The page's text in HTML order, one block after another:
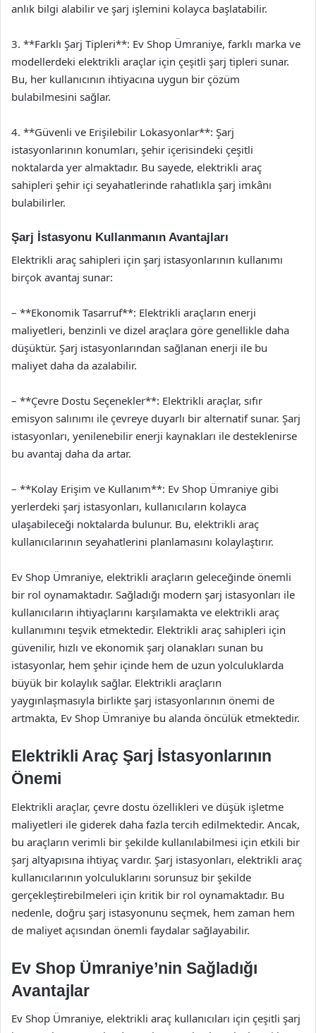
anlık bilgi alabilir ve şarj işlemini kolayca başlatabilir.
3. **Farklı Şarj Tipleri**: Ev Shop Ümraniye, farklı marka ve
modellerdeki elektrikli araçlar için çeşitli şarj tipleri sunar.
Bu, her kullanıcının ihtiyacına uygun bir çözüm
bulabilmesini sağlar.
4. **Güvenli ve Erişilebilir Lokasyonlar**: Şarj
istasyonlarının konumları, şehir içerisindeki çeşitli
noktalarda yer almaktadır. Bu sayede, elektrikli araç
sahipleri şehir içi seyahatlerinde rahatlıkla şarj imkânı
bulabilirler.
Şarj İstasyonu Kullanmanın Avantajları
Elektrikli araç sahipleri için şarj istasyonlarının kullanımı
birçok avantaj sunar:
– **Ekonomik Tasarruf**: Elektrikli araçların enerji
maliyetleri, benzinli ve dizel araçlara göre genellikle daha
düşüktür. Şarj istasyonlarından sağlanan enerji ile bu
maliyet daha da azalabilir.
– **Çevre Dostu Seçenekler**: Elektrikli araçlar, sıfır
emisyon salınımı ile çevreye duyarlı bir alternatif sunar. Şarj
istasyonları, yenilenebilir enerji kaynakları ile desteklenirse
bu avantaj daha da artar.
– **Kolay Erişim ve Kullanım**: Ev Shop Ümraniye gibi
yerlerdeki şarj istasyonları, kullanıcıların kolayca
ulaşabileceği noktalarda bulunur. Bu, elektrikli araç
kullanıcılarının seyahatlerini planlamasını kolaylaştırır.
Ev Shop Ümraniye, elektrikli araçların geleceğinde önemli
bir rol oynamaktadır. Sağladığı modern şarj istasyonları ile
kullanıcıların ihtiyaçlarını karşılamakta ve elektrikli araç
kullanımını teşvik etmektedir. Elektrikli araç sahipleri için
güvenilir, hızlı ve ekonomik şarj olanakları sunan bu
istasyonlar, hem şehir içinde hem de uzun yolculuklarda
büyük bir kolaylık sağlar. Elektrikli araçların
yaygınlaşmasıyla birlikte şarj istasyonlarının önemi de
artmakta, Ev Shop Ümraniye bu alanda öncülük etmektedir.
Elektrikli Araç Şarj İstasyonlarının
Önemi
Elektrikli araçlar, çevre dostu özellikleri ve düşük işletme
maliyetleri ile giderek daha fazla tercih edilmektedir. Ancak,
bu araçların verimli bir şekilde kullanılabilmesi için etkili bir
şarj altyapısına ihtiyaç vardır. Şarj istasyonları, elektrikli araç
kullanıcılarının yolculuklarını sorunsuz bir şekilde
gerçekleştirebilmeleri için kritik bir rol oynamaktadır. Bu
nedenle, doğru şarj istasyonunu seçmek, hem zaman hem
de maliyet açısından önemli faydalar sağlayabilir.
Ev Shop Ümraniye’nin Sağladığı
Avantajlar
Ev Shop Ümraniye, elektrikli araç kullanıcıları için çeşitli şarj